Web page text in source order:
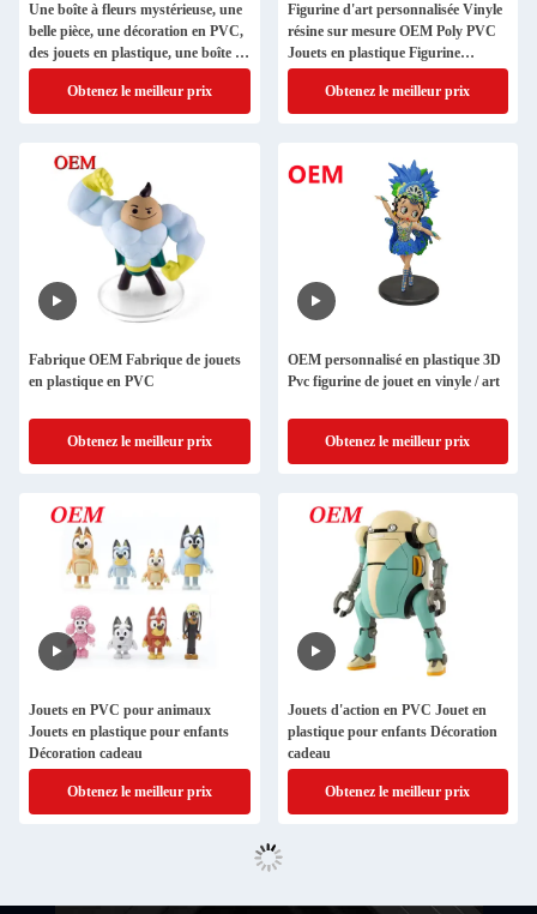
Une boîte à fleurs mystérieuse, une
belle pièce, une décoration en PVC,
des jouets en plastique, une boîte à
lunettes.
Obtenez le meilleur prix
Figurine d'art personnalisée Vinyle
résine sur mesure OEM Poly PVC
Jouets en plastique Figurine
d'action
Obtenez le meilleur prix
Fabrique OEM Fabrique de jouets
en plastique en PVC
Obtenez le meilleur prix
OEM personnalisé en plastique 3D
Pvc figurine de jouet en vinyle / art
Obtenez le meilleur prix
Jouets en PVC pour animaux
Jouets en plastique pour enfants
Décoration cadeau
Obtenez le meilleur prix
Jouets d'action en PVC Jouet en
plastique pour enfants Décoration
cadeau
Obtenez le meilleur prix